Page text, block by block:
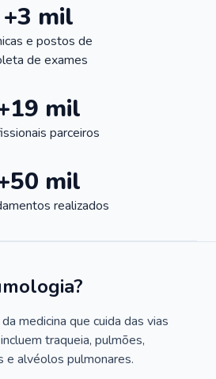
+3 mil
e postos de
de exames
mil
parceiros
mil
realizados
medicina que cuida das vias
traqueia, pulmões,
e alvéolos pulmonares.